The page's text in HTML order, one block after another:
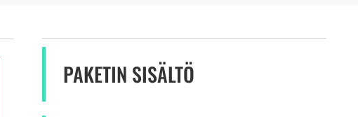
PAKETIN SISÄLTÖ